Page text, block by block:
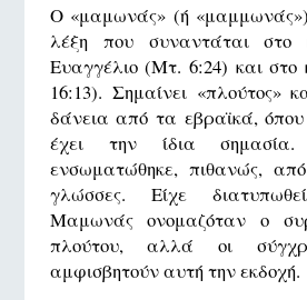
Ο «μαμωνάς» (ή
λέξη που συναντάται στο
Ευαγγέλιο (Μτ. 6:24) και
16:13). Σημαίνει «πλούτος»
δάνεια από τα εβραϊκά,
έχει την ίδια
ενσωματώθηκε, πιθανώς,
γλώσσες. Είχε
Μαμωνάς ονομαζόταν ο
πλούτου, αλλά οι
αμφισβητούν αυτή την εκδοχή.